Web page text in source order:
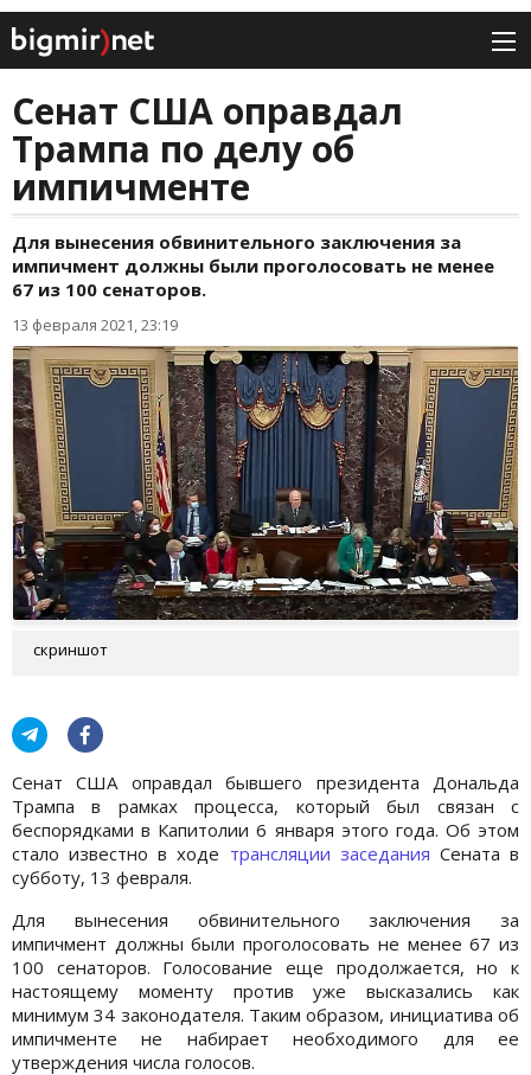
Сенат США оправдал
Трампа по делу об
импичменте
Для вынесения обвинительного заключения за
импичмент должны были проголосовать не менее
67 из 100 сенаторов.
13 февраля 2021, 23:19
скриншот
Сенат США оправдал бывшего президента Дональда
Трампа в рамках процесса, который был связан с
беспорядками в Капитолии 6 января этого года. Об этом
стало известно в ходе трансляции заседания Сената в
субботу, 13 февраля.
Для вынесения обвинительного заключения за
импичмент должны были проголосовать не менее 67 из
100 сенаторов. Голосование еще продолжается, но к
настоящему моменту против уже высказались как
минимум 34 законодателя. Таким образом, инициатива об
импичменте не набирает необходимого для ее
утверждения числа голосов.